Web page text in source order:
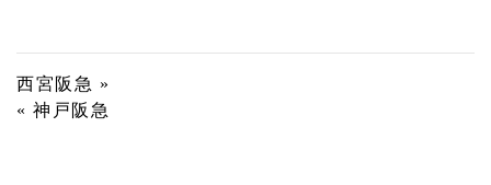
投
稿
西宮阪急 »
« 神戸阪急